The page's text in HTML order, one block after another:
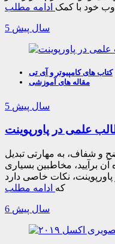
خود با کمک ادامه مطلب
5 سال پیش
کتاب های کامپیوتر و آی تی
مقاله های آموزشی
5 سال پیش
علمی در پاورپوینت
و شفاف، به مهارتی تبدیل
برآیید، مخاطبین بسیاری
نکات خاصی دارد
که ادامه مطلب
6 سال پیش